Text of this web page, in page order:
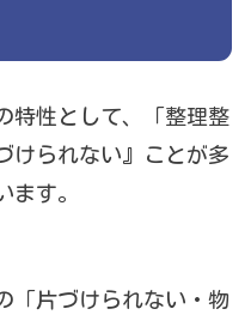
特性として、「整理整
けられない』ことが多
ます。
「片づけられない・物